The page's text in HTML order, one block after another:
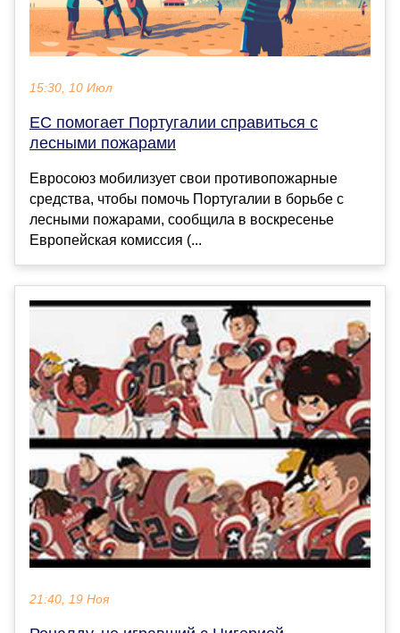
15:30, 10 Июл
ЕС помогает Португалии справиться с
лесными пожарами
Евросоюз мобилизует свои противопожарные
средства, чтобы помочь Португалии в борьбе с
лесными пожарами, сообщила в воскресенье
Европейская комиссия (...
21:40, 19 Ноя